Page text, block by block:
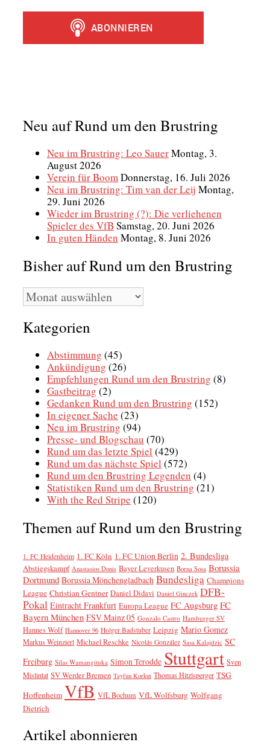
Neu auf Rund um den Brustring
Neu im Brustring: Leo SauerMontag, 3.
August 2026
Verein für BoomDonnerstag, 16. Juli 2026
Neu im Brustring: Tim van der Leij Montag,
29. Juni 2026
Wieder im Brustring (?): Die verliehenen
Spieler des VfB Samstag, 20. Juni 2026
In guten Händen Montag, 8. Juni 2026
Bisher auf Rund um den Brustring
Bisher
auf
um
Brustring
Kategorien
Abstimmung (45)
Ankündigung (26)
Empfehlungen Rund um den Brustring (8)
Gastbeitrag (2)
Gedanken Rund um den Brustring (152)
In eigener Sache (23)
Neu im Brustring (94)
Presse- und Blogschau (70)
Rund um das letzte Spiel (429)
Rund um das nächste Spiel (572)
Rund um den Brustring Legenden (4)
Statistiken Rund um den Brustring (21)
With the Red Stripe (120)
Themen auf Rund um den Brustring
1. FC Heidenheim 1. FC Köln 1. FC Union Berlin 2. Bundesliga
Abstiegskampf Anastasios Donis Bayer Leverkusen Borna Sosa Borussia
Dortmund Borussia Mönchengladbach Bundesliga Champions
League Christian Gentner Daniel Didavi Daniel Ginczek DFB-
Pokal Eintracht Frankfurt Europa League FC Augsburg FC
Bayern München FSV Mainz 05 Gonzalo Castro Hamburger SV
Hannes Wolf Hannover 96 Holger Badstuber Leipzig Mario Gomez
Markus Weinzierl Michael Reschke Nicolás González Sasa Kalajdzic SC
Freiburg Silas Wamangituka Simon Terodde Stuttgart Sven
Mislintat SV Werder Bremen Tayfun Korkut Thomas Hitzlsperger TSG
Hoffenheim VfB VfL Bochum VfL Wolfsburg Wolfgang
Dietrich
Artikel abonnieren